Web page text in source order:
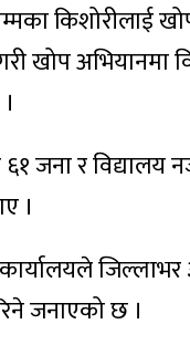
किशोरीलाई
खोप अभियानमा
६१ जना र
।
जिल्लाभर
जनाएको छ ।